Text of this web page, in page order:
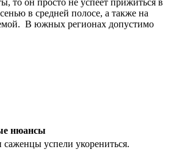
то он просто не успеет прижиться в
в средней полосе, а также на
В южных регионах допустимо
нюансы
успели укорениться.